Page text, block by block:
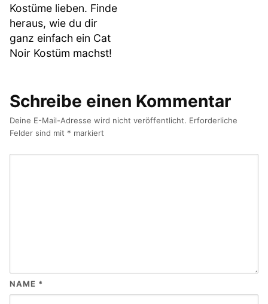
Kostüme lieben. Finde
heraus, wie du dir
ganz einfach ein Cat
Noir Kostüm machst!
Schreibe einen Kommentar
Deine E-Mail-Adresse wird nicht veröffentlicht. Erforderliche
Felder sind mit * markiert
NAME *